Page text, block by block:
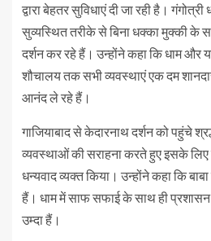
द्वारा बेहतर सुविधाएं दी जा रही है।
सुव्यस्थित तरीके से बिना धक्का मुक्की के
दर्शन कर रहे हैं। उन्होंने कहा कि धाम और
शौचालय तक सभी व्यवस्थाएं एक दम
आनंद ले रहे हैं।
गाजियाबाद से केदारनाथ दर्शन को पहुंचे
व्यवस्थाओं की सराहना करते हुए इसके लिए
धन्यवाद व्यक्त किया। उन्होंने कहा कि
हैं। धाम में साफ सफाई के साथ ही प्रशासन
उम्दा हैं।